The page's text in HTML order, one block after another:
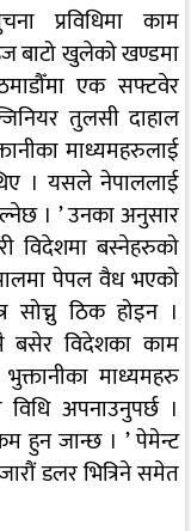
प्रविधिमा काम
बाटो खुलेको खण्डमा
एक सफ्टवेर
तुलसी दाहाल
माध्यमहरुलाई
। यसले नेपाललाई
। ’ उनका अनुसार
विदेशमा बस्नेहरुको
पेपल वैध भएको
सोच्नु ठिक होइन ।
बसेर विदेशका काम
माध्यमहरु
अपनाउनुपर्छ ।
हुन जान्छ । ’ पेमेन्ट
डलर भित्रिने समेत